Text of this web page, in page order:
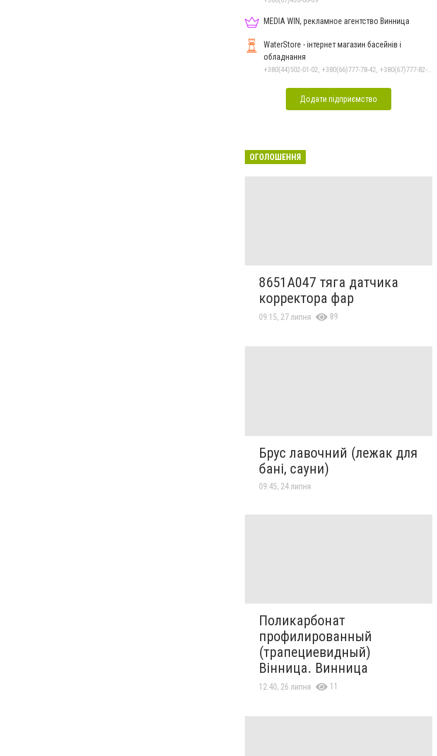
MEDIA WIN, рекламное агентство Винница
WaterStore - інтернет магазин басейнів і
обладнання
+380(44)502-01-02, +380(66)777-78-42, +380(67)777-82-19, +380(67)890-80-80, +380(73)890-80-80, +380(44)502-01-03
Додати підприємство
ОГОЛОШЕННЯ
8651A047 тяга датчика
корректора фар
09:15, 27 липня 89
Брус лавочний (лежак для
бані, сауни)
09:45, 24 липня
Поликарбонат
профилированный
(трапециевидный)
Вінница. Винница
12:40, 26 липня 11